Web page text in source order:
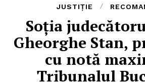
JUSTIȚIE
Soția
Gheorghe Stan,
cu notă
Tribunalul